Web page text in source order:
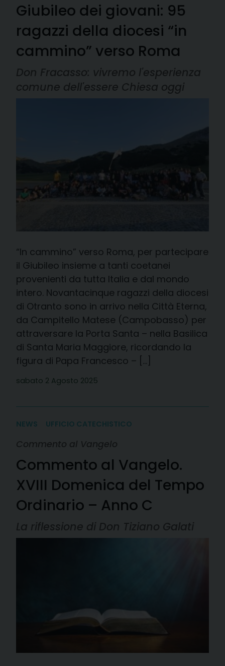
Giubileo dei giovani: 95
ragazzi della diocesi “in
cammino” verso Roma
Don Fracasso: vivremo l'esperienza
comune dell'essere Chiesa oggi
“In cammino” verso Roma, per partecipare
il Giubileo insieme a tanti coetanei
provenienti da tutta Italia e dal mondo
intero. Novantacinque ragazzi della diocesi
di Otranto sono in arrivo nella Città Eterna,
da Campitello Matese (Campobasso) per
attraversare la Porta Santa – nella Basilica
di Santa Maria Maggiore, ricordando la
figura di Papa Francesco – […]
sabato 2 Agosto 2025
NEWS UFFICIO CATECHISTICO
Commento al Vangelo
Commento al Vangelo.
XVIII Domenica del Tempo
Ordinario – Anno C
La riflessione di Don Tiziano Galati